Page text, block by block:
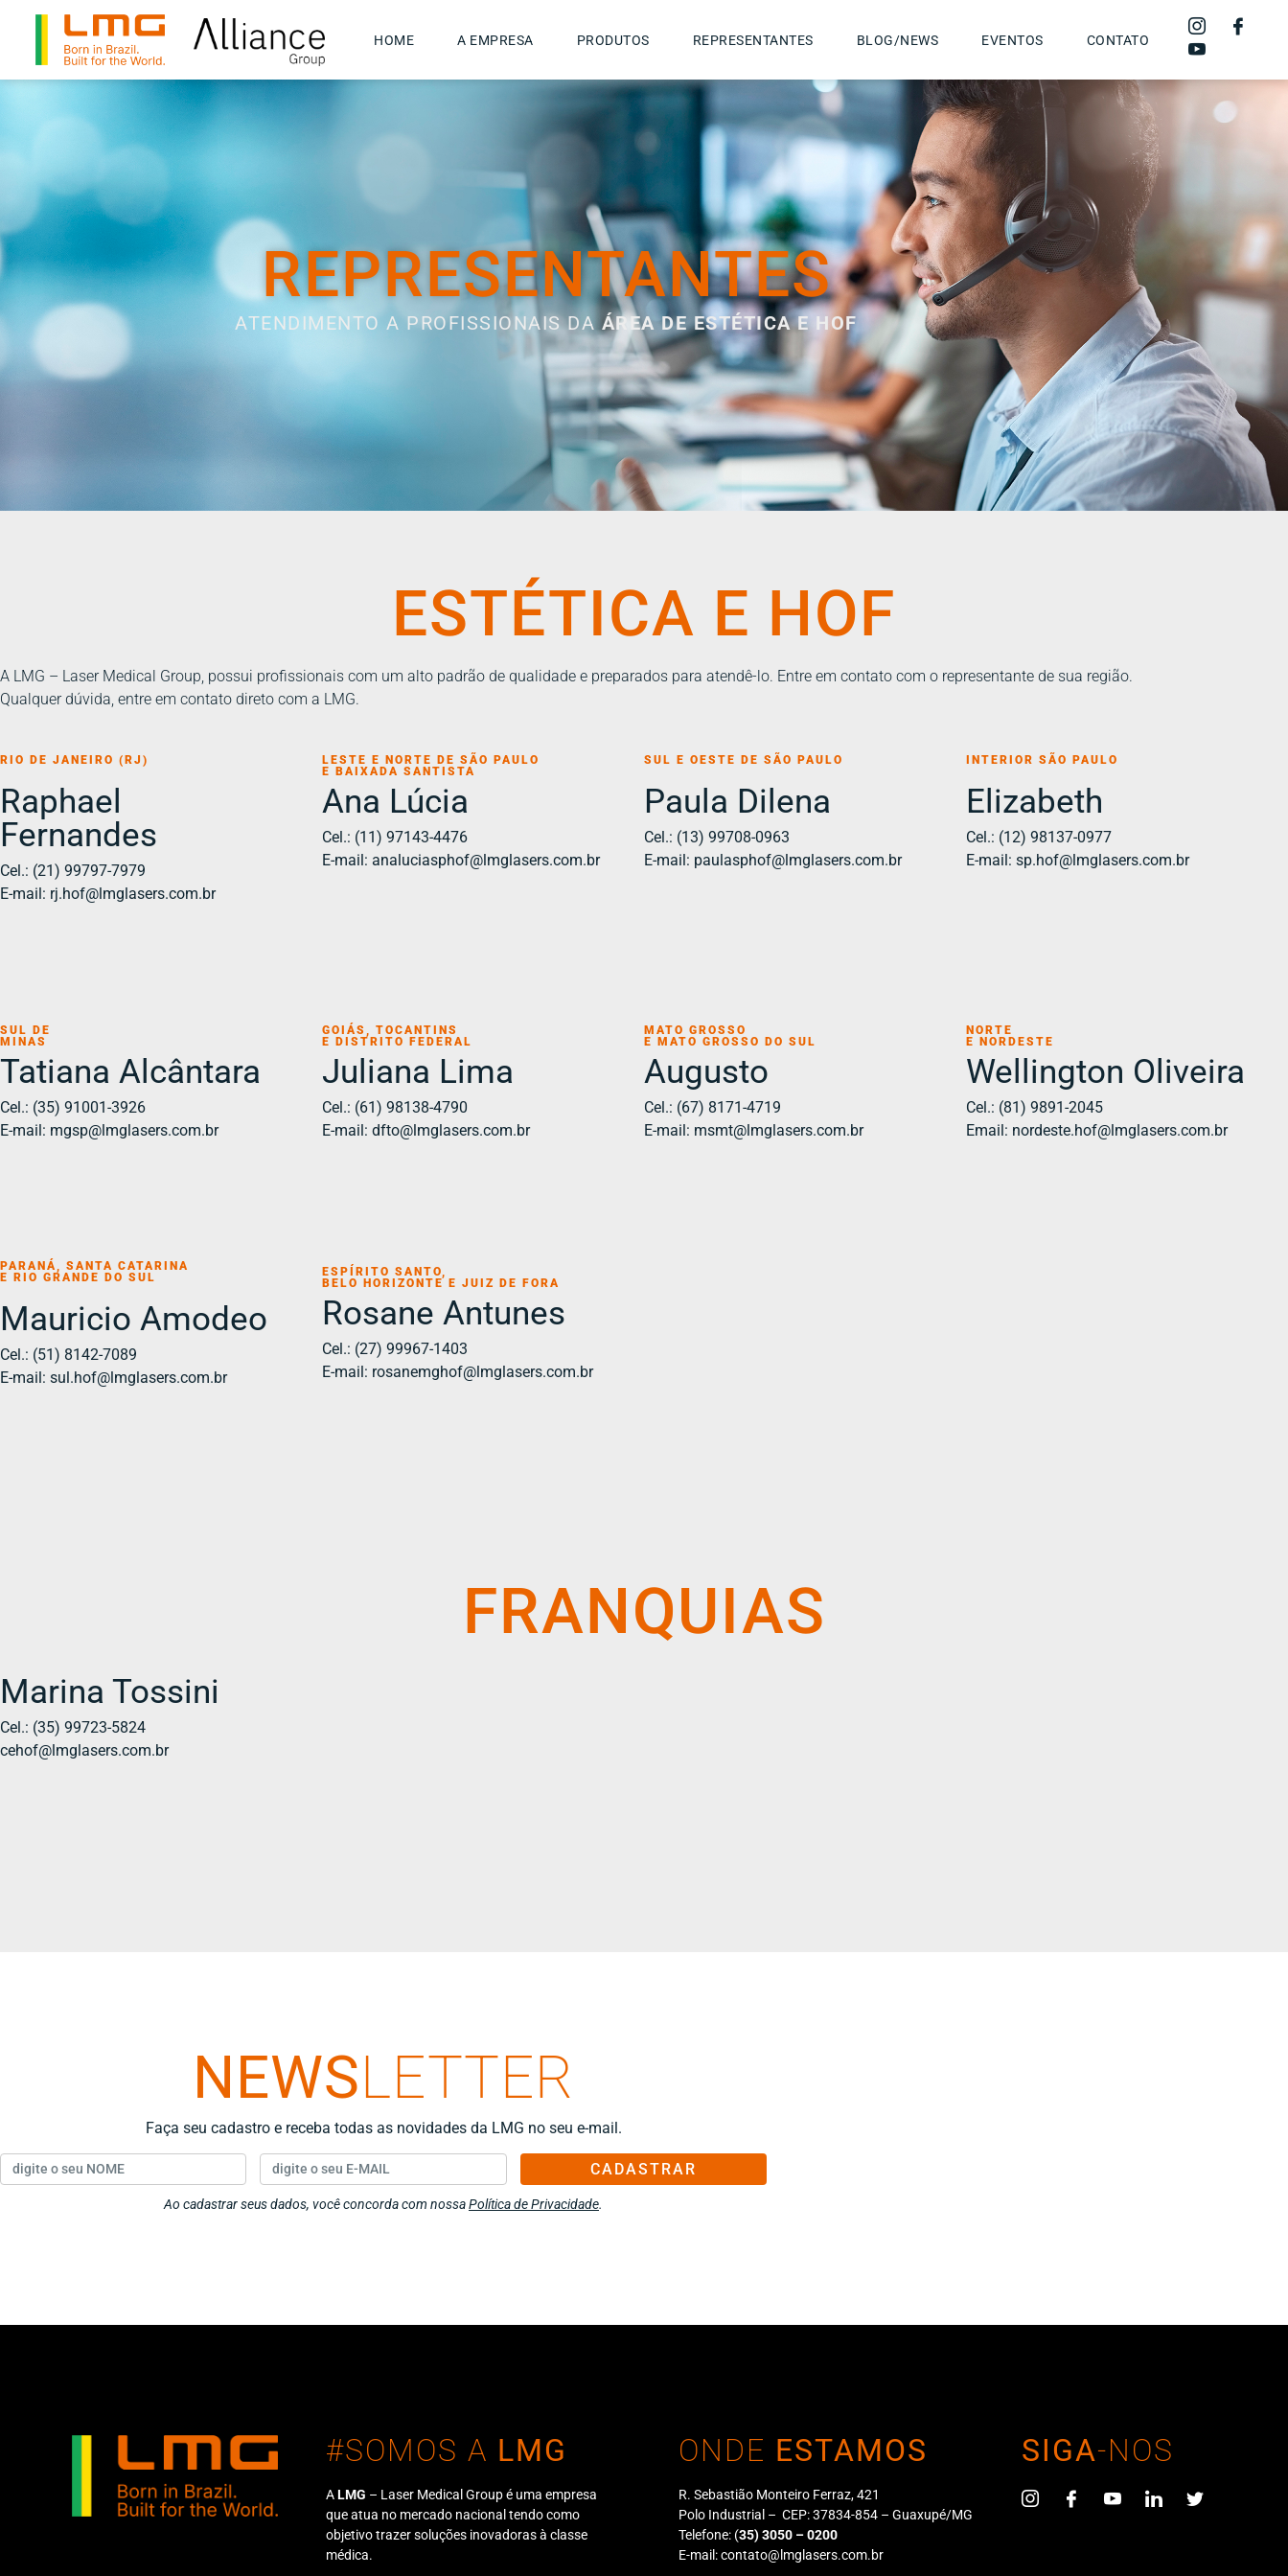
HOME A EMPRESA PRODUTOS REPRESENTANTES BLOG/NEWS EVENTOS CONTATO
REPRESENTANTES
ATENDIMENTO A PROFISSIONAIS DA ÁREA DE ESTÉTICA E HOF
ESTÉTICA E HOF
A LMG – Laser Medical Group, possui profissionais com um alto padrão de qualidade e preparados para atendê-lo. Entre em contato com o representante de sua região.
Qualquer dúvida, entre em contato direto com a LMG.
RIO DE JANEIRO (RJ)
Raphael
Fernandes
Cel.: (21) 99797-7979
E-mail: rj.hof@lmglasers.com.br
LESTE E NORTE DE SÃO PAULO
E BAIXADA SANTISTA
Ana Lúcia
Cel.: (11) 97143-4476
E-mail: analuciasphof@lmglasers.com.br
SUL E OESTE DE SÃO PAULO
Paula Dilena
Cel.: (13) 99708-0963
E-mail: paulasphof@lmglasers.com.br
INTERIOR SÃO PAULO
Elizabeth
Cel.: (12) 98137-0977
E-mail: sp.hof@lmglasers.com.br
SUL DE
MINAS
Tatiana Alcântara
Cel.: (35) 91001-3926
E-mail: mgsp@lmglasers.com.br
GOIÁS, TOCANTINS
E DISTRITO FEDERAL
Juliana Lima
Cel.: (61) 98138-4790
E-mail: dfto@lmglasers.com.br
MATO GROSSO
E MATO GROSSO DO SUL
Augusto
Cel.: (67) 8171-4719
E-mail: msmt@lmglasers.com.br
NORTE
E NORDESTE
Wellington Oliveira
Cel.: (81) 9891-2045
Email: nordeste.hof@lmglasers.com.br
PARANÁ, SANTA CATARINA
E RIO GRANDE DO SUL
Mauricio Amodeo
Cel.: (51) 8142-7089
E-mail: sul.hof@lmglasers.com.br
ESPÍRITO SANTO,
BELO HORIZONTE E JUIZ DE FORA
Rosane Antunes
Cel.: (27) 99967-1403
E-mail: rosanemghof@lmglasers.com.br
FRANQUIAS
Marina Tossini
Cel.: (35) 99723-5824
cehof@lmglasers.com.br
NEWSLETTER
Faça seu cadastro e receba todas as novidades da LMG no seu e-mail.
CADASTRAR
Ao cadastrar seus dados, você concorda com nossaPolítica de Privacidade.
#SOMOS A LMG
ALMG – Laser Medical Group é uma empresa
que atua no mercado nacional tendo como
objetivo trazer soluções inovadoras à classe
médica.
ONDE ESTAMOS
R. Sebastião Monteiro Ferraz, 421
Polo Industrial – CEP: 37834-854 – Guaxupé/MG
Telefone: (35) 3050 – 0200
E-mail:contato@lmglasers.com.br
SIGA-NOS